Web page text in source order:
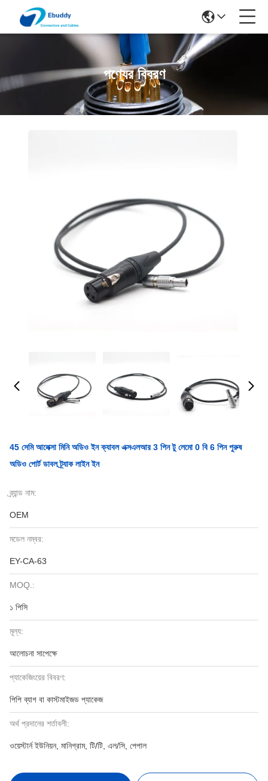
পণ্যের বিবরণ
45 সেমি আলেক্সা মিনি অডিও ইন ক্যাবল এক্সএলআর 3 পিন টু লেমো 0 বি 6 পিন পুরুষ
অডিও পোর্ট ডাবল ট্র্যাক লাইন ইন
ব্র্যান্ড নাম:
OEM
মডেল নম্বর:
EY-CA-63
MOQ.:
১ পিসি
মূল্য:
আলোচনা সাপেক্ষে
প্যাকেজিংয়ের বিবরণ:
পিপি ব্যাগ বা কাস্টমাইজড প্যাকেজ
অর্থ প্রদানের শর্তাবলী:
ওয়েস্টার্ন ইউনিয়ন, মানিগ্রাম, টি/টি, এল/সি, পেপাল